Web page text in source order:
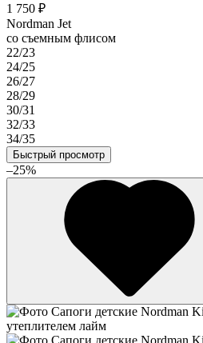
1 750 ₽
Nordman Jet
со съемным флисом
22/23
24/25
26/27
28/29
30/31
32/33
34/35
Быстрый просмотр
–25%